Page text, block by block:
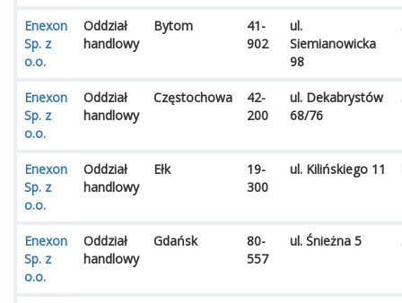
Enexon
Sp. z
o.o.
Oddział
handlowy
Bytom
41-
902
ul.
Siemianowicka
98
Enexon
Sp. z
o.o.
Oddział
handlowy
Częstochowa
42-
200
ul. Dekabrystów
68/76
Enexon
Sp. z
o.o.
Oddział
handlowy
Ełk
19-
300
ul. Kilińskiego 11
Enexon
Sp. z
o.o.
Oddział
handlowy
Gdańsk
80-
557
ul. Śnieżna 5